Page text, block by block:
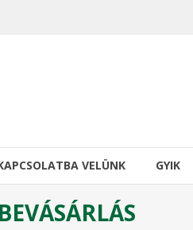
VELÜNK GYIK
BEVÁSÁRLÁS